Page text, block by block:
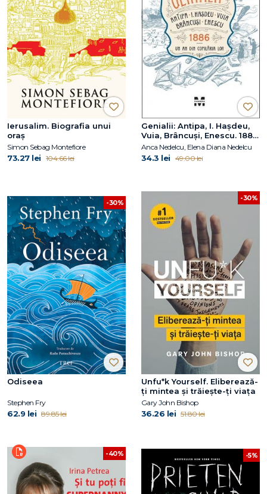
Ierusalim. Biografia unui
oraș
Simon Sebag Montefiore
73.27 lei 104.66 lei
Genialii: Antipa, I. Hașdeu,
Vuia, Brâncuși, Enescu. 1886
– Un an din copilăria lor
Anca Nedelcu, Elena Diana Nedelcu
34.3 lei 49.00 lei
-30%
Odiseea
Stephen Fry
62.9 lei 89.85 lei
-30%
Unfu*k Yourself. Eliberează-
ți mintea și trăiește-ți viața
Gary John Bishop
36.26 lei 51.80 lei
-40% -5%